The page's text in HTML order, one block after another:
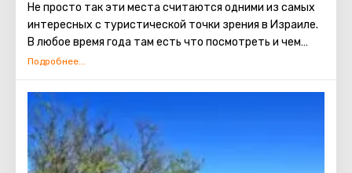
Не просто так эти места считаются одними из самых
интересных с туристической точки зрения в Израиле.
В любое время года там есть что посмотреть и чем
заняться. Зимой гора Хермон превращается в
Голанских высот оживает, распускаются
потрясающие цветы. В это время стоит посетить
природные заповедники с водопадами и ручьями. А
осенью особенно популярны конные прогулки. На
Голанских высотах, помимо красоты природы, есть